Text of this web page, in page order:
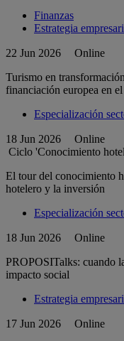
Finanzas
Estrategia
22 Jun 2026
Online
Turismo en
financiación europea en
Especialización
18 Jun 2026
Online
Ciclo 'Conocimiento
El tour del conocimiento
hotelero y la inversión
Especialización
18 Jun 2026
Online
PROPOSITalks: cuando
impacto social
Estrategia
17 Jun 2026
Online